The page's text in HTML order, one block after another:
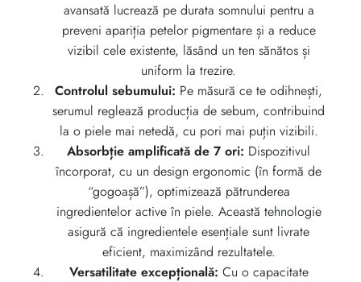
avansată lucrează pe durata somnului pentru a
preveni apariția petelor pigmentare și a reduce
vizibil cele existente, lăsând un ten sănătos și
uniform la trezire.
Controlul sebumului: Pe măsură ce te odihnești,
serumul reglează producția de sebum, contribuind
la o piele mai netedă, cu pori mai puțin vizibili.
Absorbție amplificată de 7 ori: Dispozitivul
încorporat, cu un design ergonomic (în formă de
“gogoașă”), optimizează pătrunderea
ingredientelor active în piele. Această tehnologie
asigură că ingredientele esențiale sunt livrate
eficient, maximizând rezultatele.
Versatilitate excepțională: Cu o capacitate